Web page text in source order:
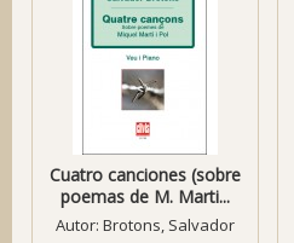
Cuatro canciones (sobre
poemas de M. Marti...
Autor: Brotons, Salvador